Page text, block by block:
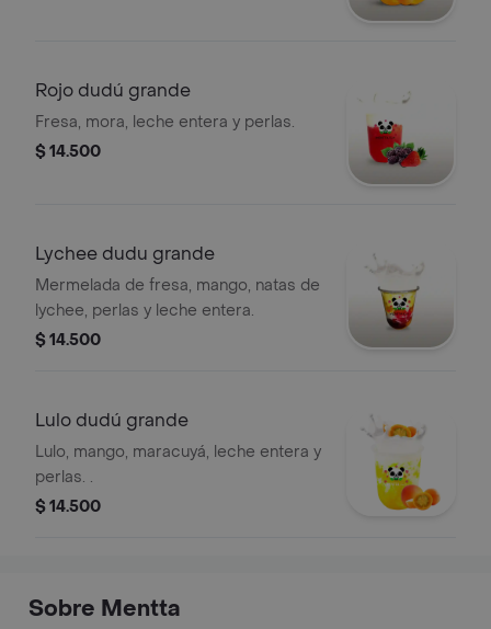
Rojo dudú grande
Fresa, mora, leche entera y perlas.
$ 14.500
Lychee dudu grande
Mermelada de fresa, mango, natas de
lychee, perlas y leche entera.
$ 14.500
Lulo dudú grande
Lulo, mango, maracuyá, leche entera y
perlas. .
$ 14.500
Sobre Mentta